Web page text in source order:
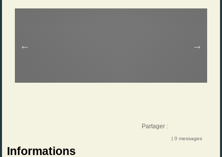
Partager :
| 0 messages
Informations